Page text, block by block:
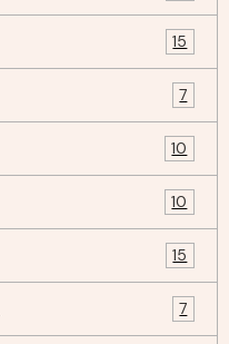
15
7
10
10
15
7